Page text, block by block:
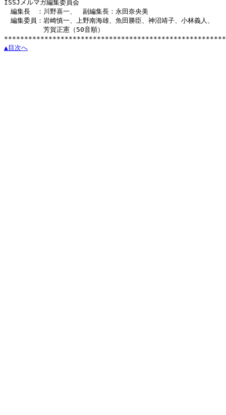
ISSJメルマガ編集委員会
編集長　：川野喜一、　副編集長：永田奈央美
編集委員：岩崎慎一、上野南海雄、魚田勝臣、神沼靖子、小林義人、
芳賀正憲（50音順）
▲目次へ